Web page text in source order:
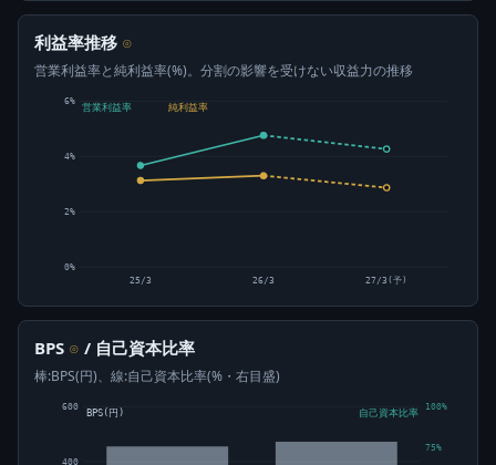
利益率推移 ⊙
営業利益率と純利益率(%)。分割の影響を受けない収益力の推移
0%
2%
4%
6%
営業利益率 純利益率
25/3 26/3 27/3(予)
BPS ⊙ / 自己資本比率
棒:BPS(円)、線:自己資本比率(%・右目盛)
400
600
75%
100%
BPS(円) 自己資本比率